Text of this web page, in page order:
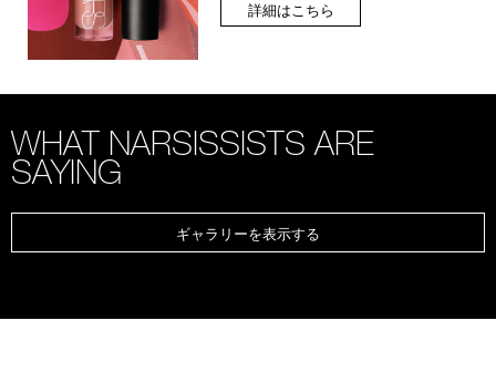
詳細はこちら
WHAT NARSISSISTS ARE
SAYING
ギャラリーを表示する